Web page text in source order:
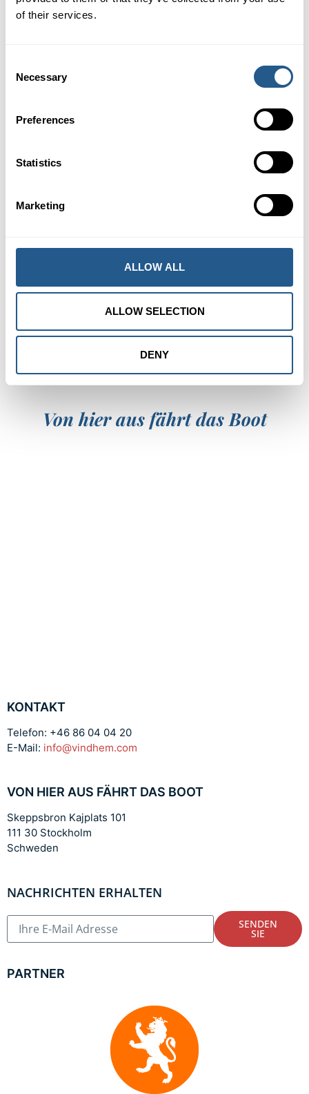
of their services.
Selection
Necessary
Preferences
Statistics
Marketing
ALLOW ALL
ALLOW SELECTION
DENY
Preis
Kinder 7-12 Jahre
DIESE VERANSTALTUNG BUCHEN
ANFRAGE FÜR EINEN ANDEREN TERMIN
Von hier aus fährt das Boot
KONTAKT
Telefon: +46 86 04 04 20
E-Mail: info@vindhem.com
VON HIER AUS FÄHRT DAS BOOT
Skeppsbron Kajplats 101
111 30 Stockholm
Schweden
NACHRICHTEN ERHALTEN
SENDEN
SIE
PARTNER